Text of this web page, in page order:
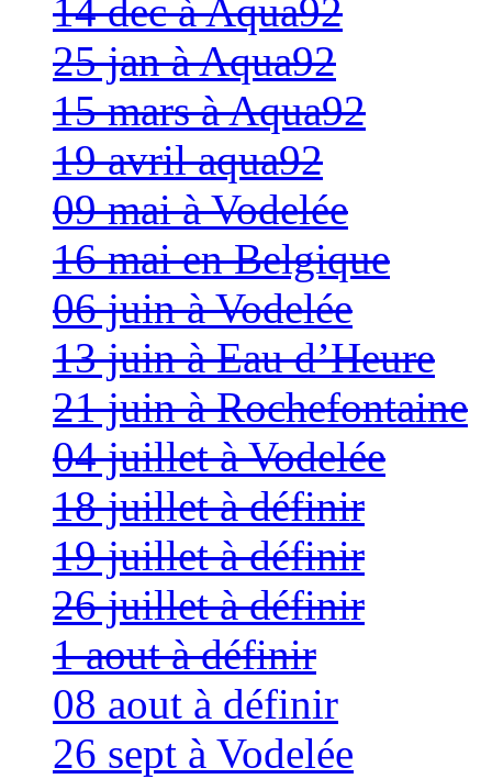
14 dec à Aqua92
25 jan à Aqua92
15 mars à Aqua92
19 avril aqua92
09 mai à Vodelée
16 mai en Belgique
06 juin à Vodelée
13 juin à Eau d’Heure
21 juin à Rochefontaine
04 juillet à Vodelée
18 juillet à définir
19 juillet à définir
26 juillet à définir
1 aout à définir
08 aout à définir
26 sept à Vodelée